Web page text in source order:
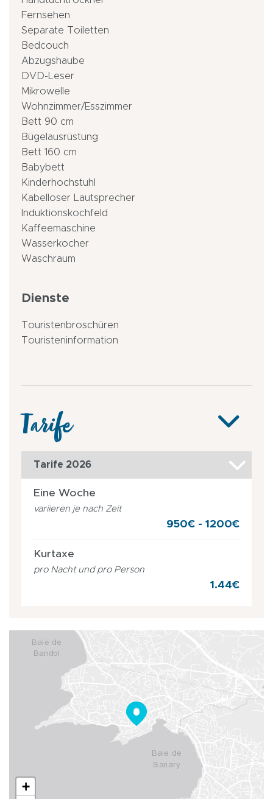
Fernsehen
Separate Toiletten
Bedcouch
Abzugshaube
DVD-Leser
Mikrowelle
Wohnzimmer/Esszimmer
Bett 90 cm
Bügelausrüstung
Bett 160 cm
Babybett
Kinderhochstuhl
Kabelloser Lautsprecher
Induktionskochfeld
Kaffeemaschine
Wasserkocher
Waschraum
Dienste
Touristenbroschüren
Touristeninformation
Tarife
Tarife 2026
Eine Woche
variieren je nach Zeit
950€ - 1200€
Kurtaxe
pro Nacht und pro Person
1.44€
+